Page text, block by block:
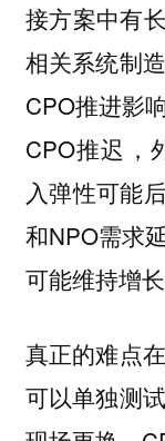
接方案中有
相关系统制
CPO推进影
CPO推迟，
入弹性可能
和NPO需求
可能维持增长
真正的难点
可以单独测